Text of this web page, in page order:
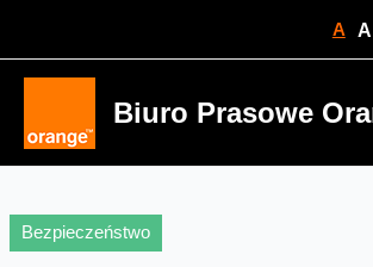
A A
Biuro Prasowe
Bezpieczeństwo